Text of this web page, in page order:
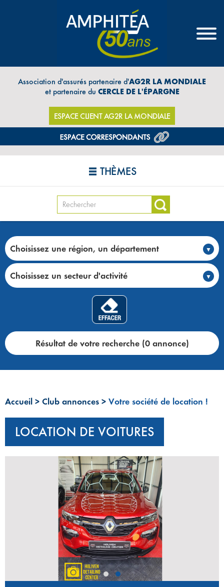
Association d'assurés partenaire d'AG2R LA MONDIALE
et partenaire du CERCLE DE L'ÉPARGNE
ESPACE CLIENT AG2R LA MONDIALE
THÈMES
Choisissez une région, un département
Choisissez un secteur d'activité
Résultat de votre recherche (0 annonce)
Accueil > Club annonces > Votre société de location !
LOCATION DE VOITURES